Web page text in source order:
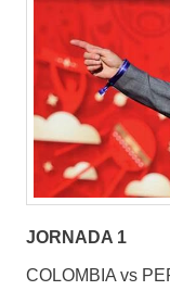
JORNADA 1
COLOMBIA vs